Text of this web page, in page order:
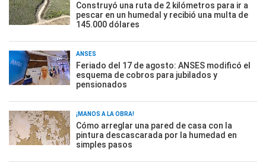
Construyó una ruta de 2 kilómetros para ir a
pescar en un humedal y recibió una multa de
145.000 dólares
ANSES
Feriado del 17 de agosto: ANSES modificó el
esquema de cobros para jubilados y
pensionados
¡MANOS A LA OBRA!
Cómo arreglar una pared de casa con la
pintura descascarada por la humedad en
simples pasos